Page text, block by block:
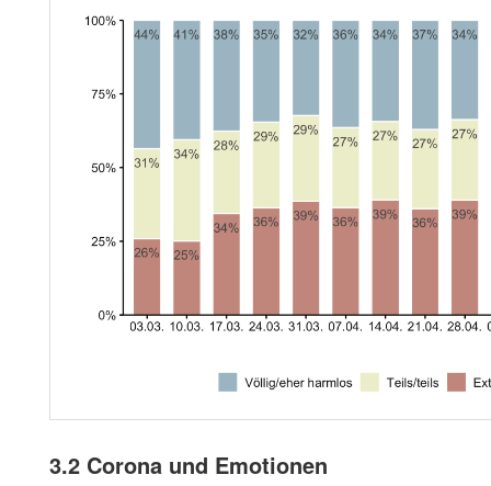
3.2 Corona und Emotionen